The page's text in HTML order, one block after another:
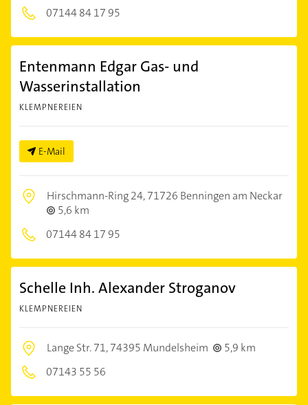
07144 84 17 95
Entenmann Edgar Gas- und
Wasserinstallation
KLEMPNEREIEN
E-Mail
Hirschmann-Ring 24,71726 Benningen am Neckar
5,6 km
07144 84 17 95
Schelle Inh. Alexander Stroganov
KLEMPNEREIEN
Lange Str. 71,74395 Mundelsheim
5,9 km
07143 55 56